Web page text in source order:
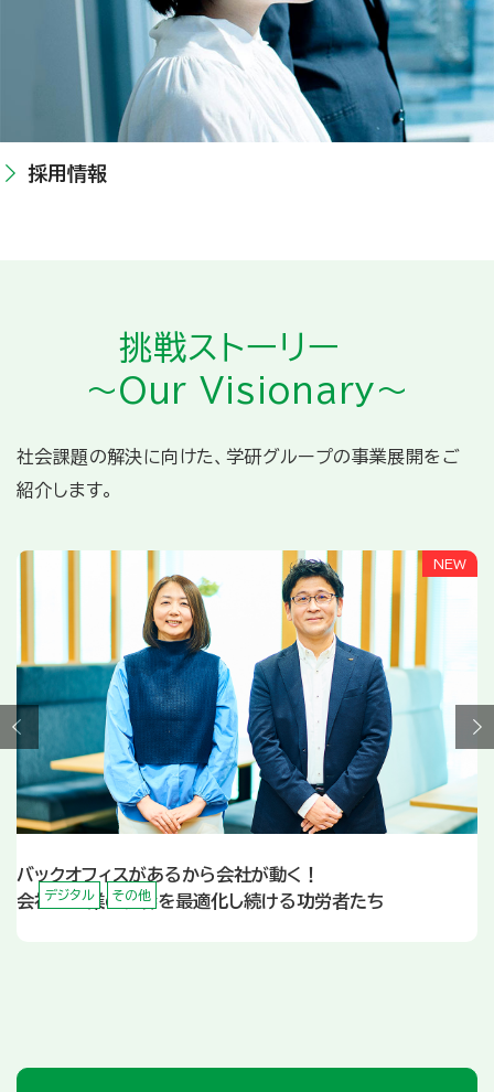
採用情報
挑戦ストーリー
～Our Visionary～
社会課題の解決に向けた、学研グループの事業展開をご
紹介します。
！
功労者たち
園・学校・教育関係の方 教育
個人の運動データの有効活用で、
運動指導や学習における個別最適化に